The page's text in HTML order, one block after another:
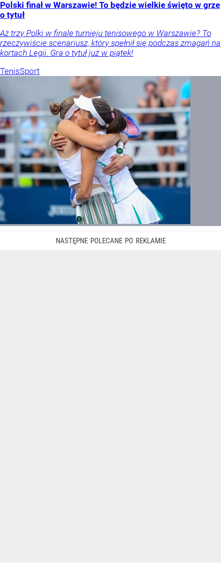
Polski finał w Warszawie! To będzie wielkie święto w grze
o tytuł
Aż trzy Polki w finale turnieju tenisowego w Warszawie? To
rzeczywiście scenariusz, który spełnił się podczas zmagań na
kortach Legii. Gra o tytuł już w piątek!
TenisSport